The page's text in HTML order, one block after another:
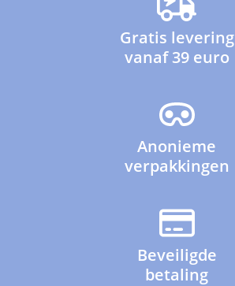
Gratis levering
vanaf 39 euro
Anonieme
verpakkingen
Beveiligde
betaling